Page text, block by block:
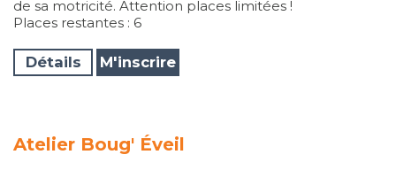
de sa motricité. Attention places limitées !
Places restantes : 6
Détails M'inscrire
Atelier Boug' Éveil